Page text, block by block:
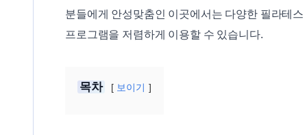
분들에게 안성맞춤인 이곳에서는 다양한 필라테스
프로그램을 저렴하게 이용할 수 있습니다.
목차 보이기